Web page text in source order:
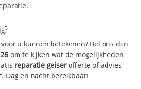
u kunnen betekenen? Bel ons dan
om te kijken wat de mogelijkheden
reparatie geiser offerte of advies
. Dag en nacht bereikbaar!